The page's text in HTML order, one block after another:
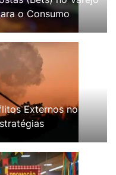
o Consumo
Externos no